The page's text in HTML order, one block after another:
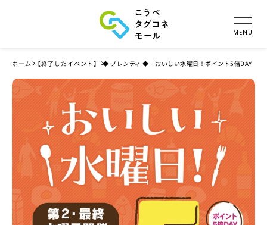
ホーム 【終了したイベント】 ◆ プレンティ ◆ おいしい水曜日！ポイント5倍DAY